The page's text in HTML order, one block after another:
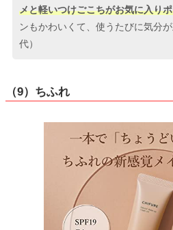
メと軽いつけごこちがお気に入り
ンもかわいくて、使うたびに気分
代）
（9）ちふれ